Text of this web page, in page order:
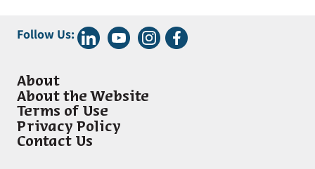
Follow Us:
About
About the Website
Terms of Use
Privacy Policy
Contact Us